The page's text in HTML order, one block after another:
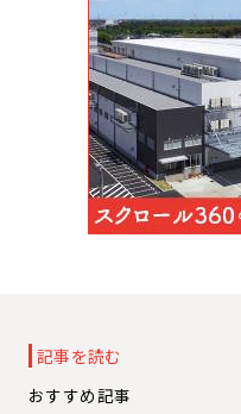
記事を読む
おすすめ記事